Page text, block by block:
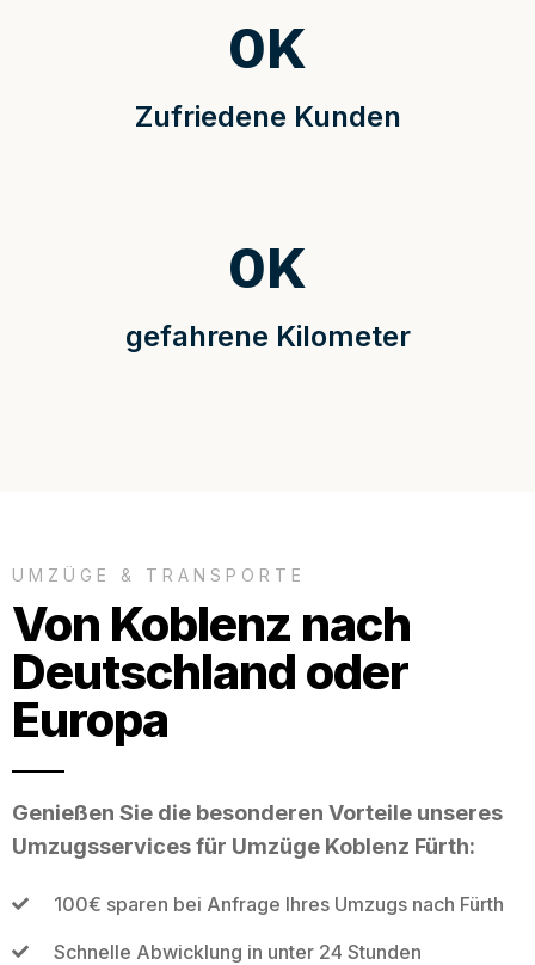
Zufriedene Kunden
0K
gefahrene Kilometer
0K
UMZÜGE & TRANSPORTE
Von Koblenz nach
Deutschland oder
Europa
Genießen Sie die besonderen Vorteile unseres
Umzugsservices für Umzüge Koblenz Fürth:
100€ sparen bei Anfrage Ihres Umzugs nach Fürth
Schnelle Abwicklung in unter 24 Stunden